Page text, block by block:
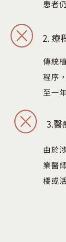
患者
2.療
傳統
程序
至一
3.醫
由於
業醫
橋或